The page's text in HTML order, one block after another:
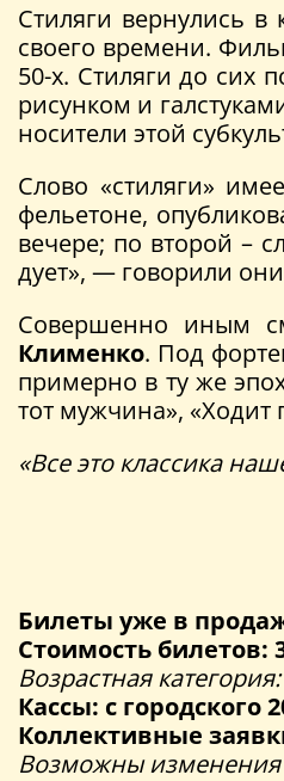
Стиляги вернулись в
своего времени.
50-х. Стиляги до сих
рисунком и
носители этой
Слово «стиляги»
фельетоне,
вечере; по второй –
дует», — говорили
Совершенно иным
Клименко. Под
примерно в ту же
тот мужчина», «Ходит
«Все это классика
Билеты уже в
Стоимость билетов:
Возрастная
Кассы: с городского
Коллективные
Возможны изменения